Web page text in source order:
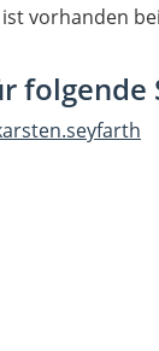
vorhanden
folgende